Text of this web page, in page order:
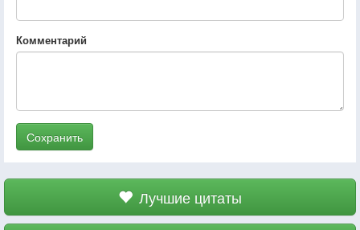
Комментарий
Сохранить
Лучшие цитаты